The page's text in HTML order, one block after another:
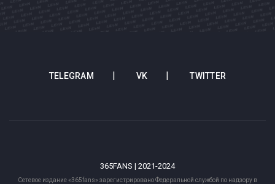
TELEGRAM VK TWITTER
365FANS | 2021-2024
Сетевое издание «365fans» зарегистрировано Федеральной службой по надзору в